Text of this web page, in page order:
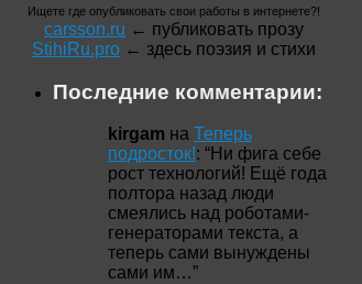
Ищете где опубликовать свои работы в интернете?!
carsson.ru ← публиковать прозу
StihiRu.pro ← здесь поэзия и стихи
Последние комментарии:
kirgam на Теперь
подросток!: “Ни фига себе
рост технологий! Ещё года
полтора назад люди
смеялись над роботами-
генераторами текста, а
теперь сами вынуждены
сами им…”